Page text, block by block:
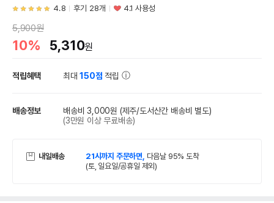
4.8 후기 28개 4.1 사용성
5,900원
10% 5,310원
적립혜택 최대150점 적립
배송정보 배송비 3,000원 (제주/도서산간 배송비 별도)
(3만원 이상 무료배송)
내일배송 21시까지 주문하면, 다음날 95% 도착
(토, 일요일/공휴일 제외)